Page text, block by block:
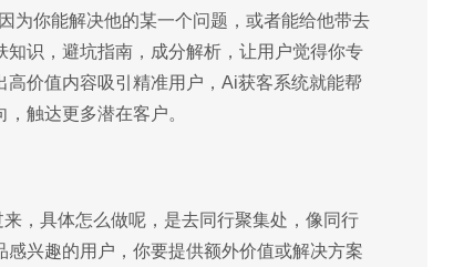
为你能解决他的某一个问题，或者能给他带去
识，避坑指南，成分解析，让用户觉得你专
价值内容吸引精准用户，Ai获客系统就能帮
触达更多潜在客户。
，具体怎么做呢，是去同行聚集处，像同行
兴趣的用户，你要提供额外价值或解决方案